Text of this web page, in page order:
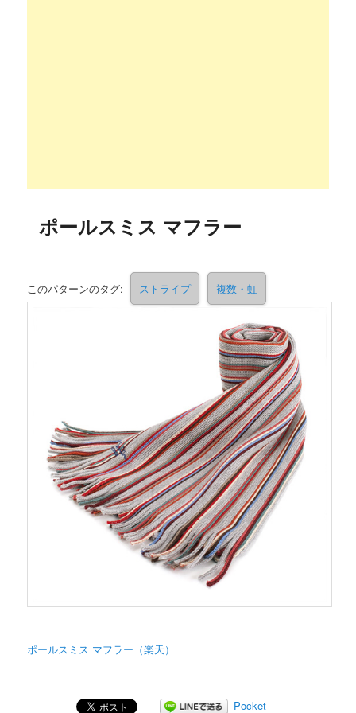
ポールスミス マフラー
このパターンのタグ: ストライプ 複数・虹
ポールスミス マフラー（楽天）
Pocket